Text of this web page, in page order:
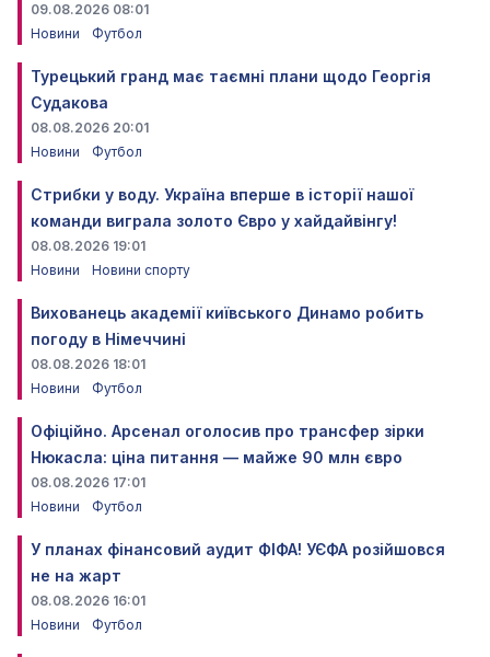
09.08.2026 08:01
Новини
Футбол
Турецький гранд має таємні плани щодо Георгія
Судакова
08.08.2026 20:01
Новини
Футбол
Стрибки у воду. Україна вперше в історії нашої
команди виграла золото Євро у хайдайвінгу!
08.08.2026 19:01
Новини
Новини спорту
Вихованець академії київського Динамо робить
погоду в Німеччині
08.08.2026 18:01
Новини
Футбол
Офіційно. Арсенал оголосив про трансфер зірки
Нюкасла: ціна питання — майже 90 млн євро
08.08.2026 17:01
Новини
Футбол
У планах фінансовий аудит ФІФА! УЄФА розійшовся
не на жарт
08.08.2026 16:01
Новини
Футбол